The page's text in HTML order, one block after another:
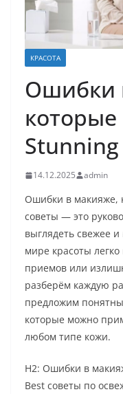
КРАСОТА
Ошибки
которые
14.12.2025 admin
Ошибки в макияже,
советы — это
выглядеть свежее
мире красоты
приемов или
разберём каждую
предложим
которые можно
любом типе кожи.
H2: Ошибки в
Best советы по